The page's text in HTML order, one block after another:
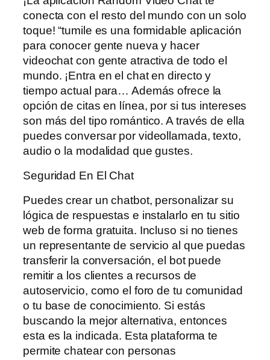
conecta con el resto del mundo con un solo
toque! “tumile es una formidable aplicación
para conocer gente nueva y hacer
videochat con gente atractiva de todo el
mundo. ¡Entra en el chat en directo y
tiempo actual para… Además ofrece la
opción de citas en línea, por si tus intereses
son más del tipo romántico. A través de ella
puedes conversar por videollamada, texto,
audio o la modalidad que gustes.
Seguridad En El Chat
Puedes crear un chatbot, personalizar su
lógica de respuestas e instalarlo en tu sitio
web de forma gratuita. Incluso si no tienes
un representante de servicio al que puedas
transferir la conversación, el bot puede
remitir a los clientes a recursos de
autoservicio, como el foro de tu comunidad
o tu base de conocimiento. Si estás
buscando la mejor alternativa, entonces
esta es la indicada. Esta plataforma te
permite chatear con personas